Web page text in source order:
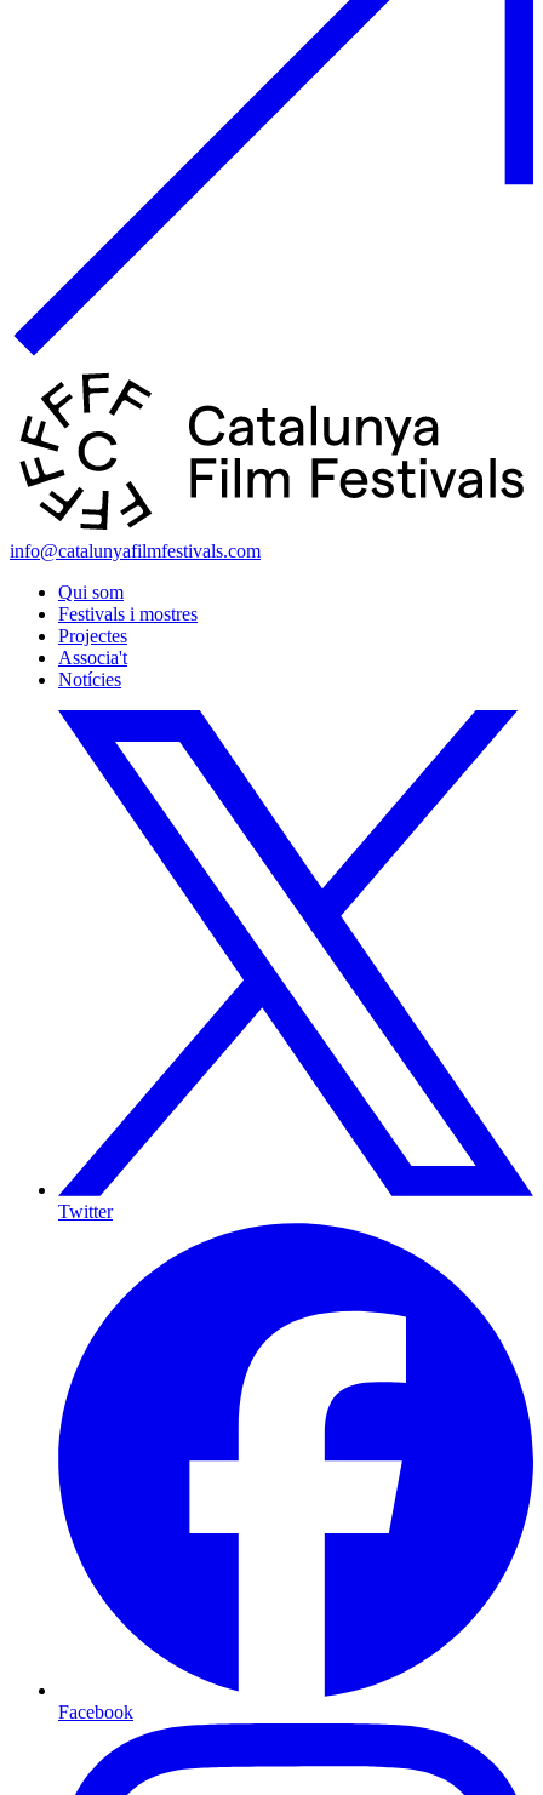
info@catalunyafilmfestivals.com
Qui som
Festivals i mostres
Projectes
Associa't
Notícies
Twitter
Facebook